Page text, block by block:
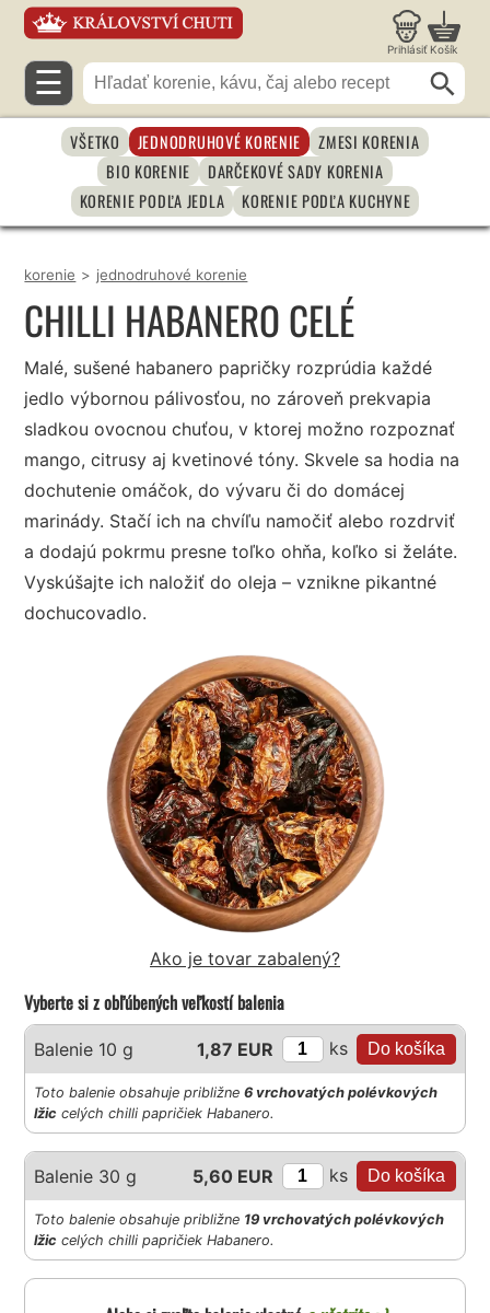
Prihlásiť Košík
☰
VŠETKO JEDNODRUHOVÉ KORENIE
ZMESI KORENIA
BIO KORENIE
DARČEKOVÉ SADY KORENIA
KORENIE PODĽA JEDLA
KORENIE PODĽA KUCHYNE
korenie > jednodruhové korenie
CHILLI HABANERO CELÉ
Malé, sušené habanero papričky rozprúdia každé
jedlo výbornou pálivosťou, no zároveň prekvapia
sladkou ovocnou chuťou, v ktorej možno rozpoznať
mango, citrusy aj kvetinové tóny. Skvele sa hodia na
dochutenie omáčok, do vývaru či do domácej
marinády. Stačí ich na chvíľu namočiť alebo rozdrviť
a dodajú pokrmu presne toľko ohňa, koľko si želáte.
Vyskúšajte ich naložiť do oleja – vznikne pikantné
dochucovadlo.
Ako je tovar zabalený?
Vyberte si z obľúbených veľkostí balenia
Balenie 10 g 1,87 EUR ks
Toto balenie obsahuje približne6 vrchovatých polévkových
lžic celých chilli papričiek Habanero.
Balenie 30 g 5,60 EUR ks
Toto balenie obsahuje približne 19 vrchovatých polévkových
lžic celých chilli papričiek Habanero.